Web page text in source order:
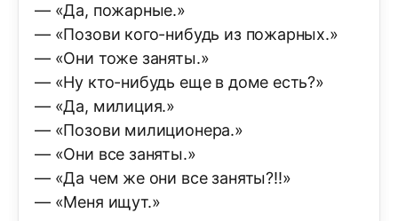
— «Да, пожарные.»
— «Позови кого-нибудь из пожарных.»
— «Они тоже заняты.»
— «Ну кто-нибудь еще в доме есть?»
— «Да, милиция.»
— «Позови милиционера.»
— «Они все заняты.»
— «Да чем же они все заняты?!!»
— «Меня ищут.»